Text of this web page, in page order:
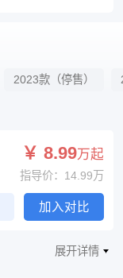
2023款（停售）
￥ 8.99万起
指导价：14.99万
加入对比
展开详情